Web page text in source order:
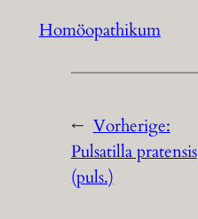
Homöopathikum
← Vorherige:
Pulsatilla pratensis
(puls.)